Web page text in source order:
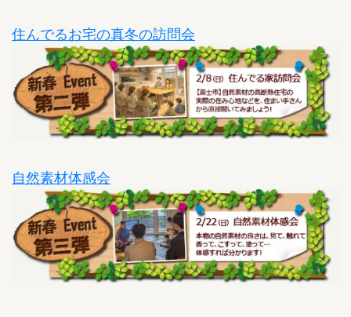
住んでるお宅の真冬の訪問会
自然素材体感会